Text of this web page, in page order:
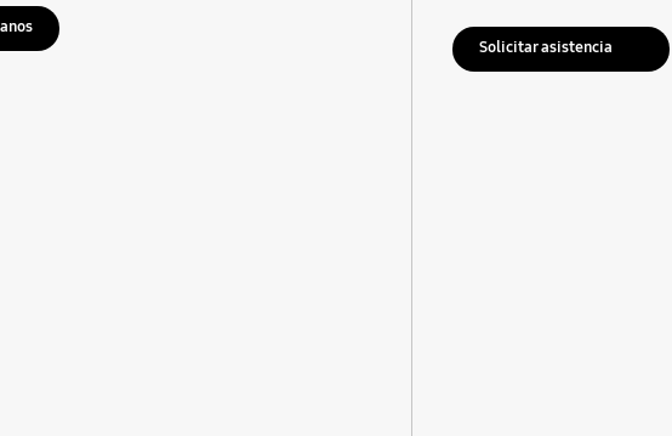
Solicitar asistencia